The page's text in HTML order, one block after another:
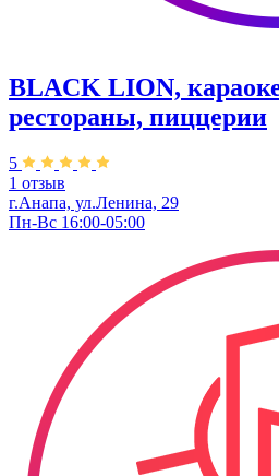
BLACK LION,
рестораны, пиццерии
5
1 отзыв
г.Анапа, ул.Ленина, 29
Пн-Вс 16:00-05:00